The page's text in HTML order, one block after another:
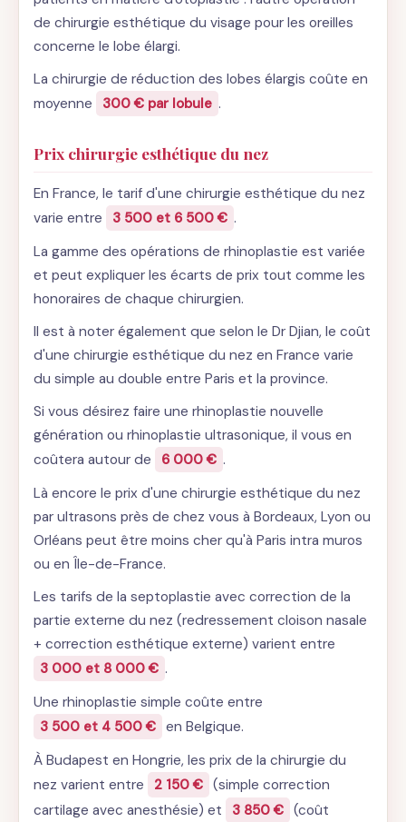
de chirurgie esthétique du visage pour les oreilles
concerne le lobe élargi.
La chirurgie de réduction des lobes élargis coûte en
moyenne
300 € par lobule .
Prix chirurgie esthétique du nez
En France, le tarif d'une chirurgie esthétique du nez
varie entre
3 500 et 6 500 € .
La gamme des opérations de rhinoplastie est variée
et peut expliquer les écarts de prix tout comme les
honoraires de chaque chirurgien.
Il est à noter également que selon le Dr Djian, le coût
d'une chirurgie esthétique du nez en France varie
du simple au double entre Paris et la province.
Si vous désirez faire une rhinoplastie nouvelle
génération ou rhinoplastie ultrasonique, il vous en
coûtera autour de
6 000 € .
Là encore le prix d'une chirurgie esthétique du nez
par ultrasons près de chez vous à Bordeaux, Lyon ou
Orléans peut être moins cher qu'à Paris intra muros
ou en Île-de-France.
Les tarifs de la septoplastie avec correction de la
partie externe du nez (redressement cloison nasale
+ correction esthétique externe) varient entre
3 000 et 8 000 € .
Une rhinoplastie simple coûte entre
3 500 et 4 500 € en Belgique.
À Budapest en Hongrie, les prix de la chirurgie du
nez varient entre
2 150 € (simple correction
cartilage avec anesthésie) et
3 850 € (coût